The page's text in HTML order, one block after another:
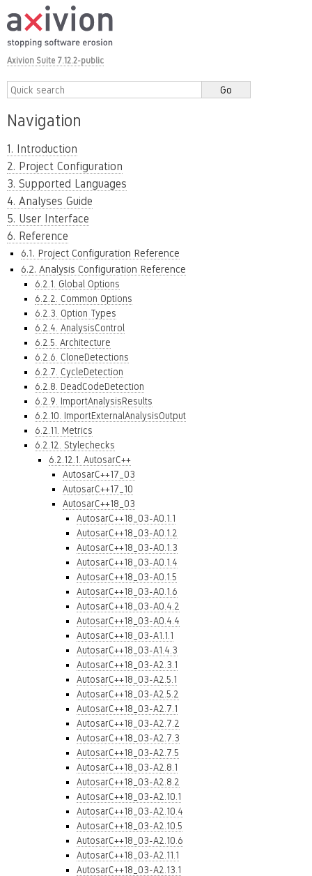
Axivion Suite 7.12.2-public
Navigation
1. Introduction
2. Project Configuration
3. Supported Languages
4. Analyses Guide
5. User Interface
6. Reference
6.1. Project Configuration Reference
6.2. Analysis Configuration Reference
6.2.1. Global Options
6.2.2. Common Options
6.2.3. Option Types
6.2.4. AnalysisControl
6.2.5. Architecture
6.2.6. CloneDetections
6.2.7. CycleDetection
6.2.8. DeadCodeDetection
6.2.9. ImportAnalysisResults
6.2.10. ImportExternalAnalysisOutput
6.2.11. Metrics
6.2.12. Stylechecks
6.2.12.1. AutosarC++
AutosarC++17_03
AutosarC++17_10
AutosarC++18_03
AutosarC++18_03-A0.1.1
AutosarC++18_03-A0.1.2
AutosarC++18_03-A0.1.3
AutosarC++18_03-A0.1.4
AutosarC++18_03-A0.1.5
AutosarC++18_03-A0.1.6
AutosarC++18_03-A0.4.2
AutosarC++18_03-A0.4.4
AutosarC++18_03-A1.1.1
AutosarC++18_03-A1.4.3
AutosarC++18_03-A2.3.1
AutosarC++18_03-A2.5.1
AutosarC++18_03-A2.5.2
AutosarC++18_03-A2.7.1
AutosarC++18_03-A2.7.2
AutosarC++18_03-A2.7.3
AutosarC++18_03-A2.7.5
AutosarC++18_03-A2.8.1
AutosarC++18_03-A2.8.2
AutosarC++18_03-A2.10.1
AutosarC++18_03-A2.10.4
AutosarC++18_03-A2.10.5
AutosarC++18_03-A2.10.6
AutosarC++18_03-A2.11.1
AutosarC++18_03-A2.13.1